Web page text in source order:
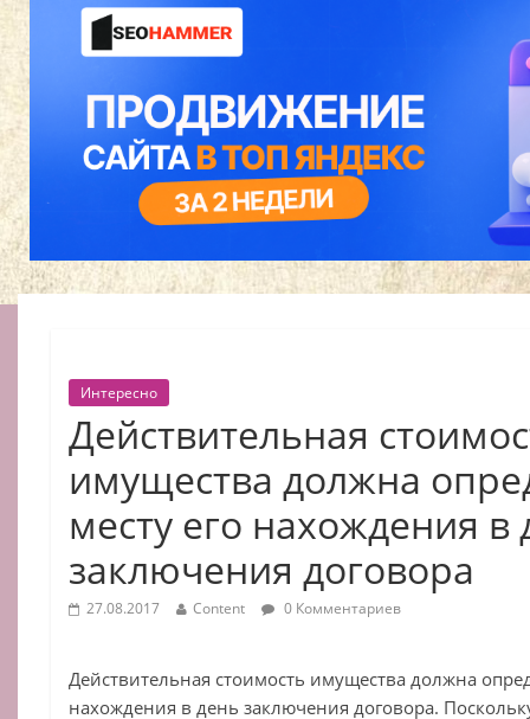
Интересно
Действительная
имущества должна
месту его нахождения в
заключения договора
27.08.2017 Content 0 Комментариев
Действительная стоимость имущества должна
нахождения в день заключения договора.